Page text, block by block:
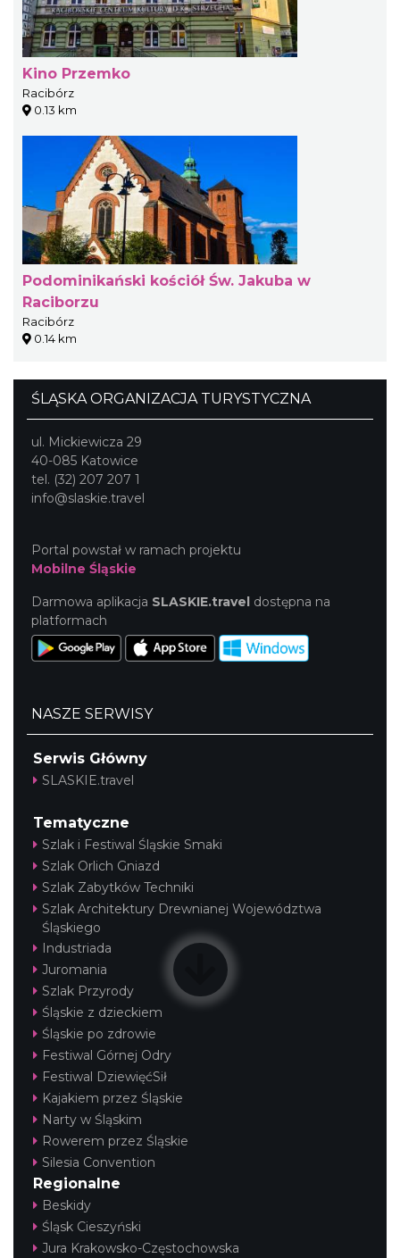
Kino Przemko
Racibórz
0.13 km
Podominikański kościół Św. Jakuba w
Raciborzu
Racibórz
0.14 km
ŚLĄSKA ORGANIZACJA TURYSTYCZNA
ul. Mickiewicza 29
40-085 Katowice
tel. (32) 207 207 1
info@slaskie.travel
Portal powstał w ramach projektu
Mobilne Śląskie
Darmowa aplikacja SLASKIE.travel dostępna na
platformach
NASZE SERWISY
Serwis Główny
SLASKIE.travel
Tematyczne
Szlak i Festiwal Śląskie Smaki
Szlak Orlich Gniazd
Szlak Zabytków Techniki
Szlak Architektury Drewnianej Województwa
Śląskiego
Industriada
Juromania
Szlak Przyrody
Śląskie z dzieckiem
Śląskie po zdrowie
Festiwal Górnej Odry
Festiwal DziewięćSił
Kajakiem przez Śląskie
Narty w Śląskim
Rowerem przez Śląskie
Silesia Convention
Regionalne
Beskidy
Śląsk Cieszyński
Jura Krakowsko-Częstochowska